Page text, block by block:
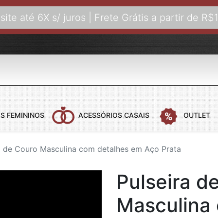
até 6X s/ juros | Frete Grátis a partir de
COLARES COM PINGENTE
COLARES BANHADOS A OURO
FEMININOS
ANÉIS DE
ACESSÓRIOS CASAIS OUTLET
de Couro Masculina com detalhes em Aço Prata
Pulseira
Masculina